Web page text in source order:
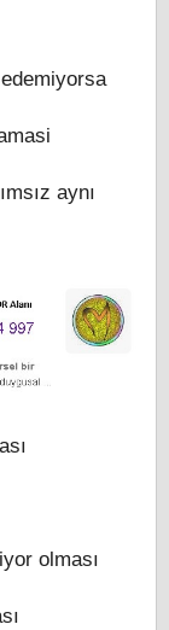
aynı
olması